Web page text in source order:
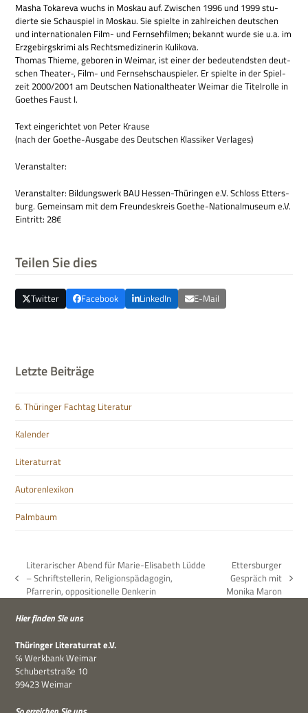
Masha Tokar­eva wuchs in Mos­kau auf. Zwi­schen 1996 und 1999 stu­
dierte sie Schau­spiel in Mos­kau. Sie spielte in zahl­rei­chen deut­schen
und inter­na­tio­na­len Film- und Fern­seh­fil­men; bekannt wurde sie u.a. im
Erz­ge­birgs­krimi als Rechts­me­di­zi­ne­rin Kulikova.
Tho­mas Thieme, gebo­ren in Wei­mar, ist einer der bedeu­tend­sten deut­
schen Theater‑, Film- und Fern­seh­schau­spie­ler. Er spielte in der Spiel­
zeit 2000/2001 am Deut­schen Natio­nal­thea­ter Wei­mar die Titel­rolle in
Goe­thes Faust I.
Text ein­ge­rich­tet von Peter Krause
(nach der Goe­the-Aus­gabe des Deut­schen Klas­si­ker Verlages)
Ver­an­stal­ter:
Ver­an­stal­ter: Bil­dungs­werk BAU Hes­sen-Thü­rin­gen e.V. Schloss Etters­
burg. Gemein­sam mit dem Freun­des­kreis Goe­the-Natio­nal­mu­seum e.V.
Ein­tritt: 28€
Teilen Sie dies
Twitter Facebook LinkedIn E-Mail
Letzte Beiträge
6. Thüringer Fachtag Literatur
Kalender
Literaturrat
Autorenlexikon
Palmbaum
vorheriger
Beitrag:
Literarischer Abend für Marie-Elisabeth Lüdde
– Schriftstellerin, Religionspädagogin,
Pfarrerin, oppositionelle Denkerin
Nächster
Beitrag:
Ettersburger
Gespräch mit
Monika Maron
Hier fin­den Sie uns
Thü­rin­ger Lite­ra­tur­rat e.V.
℅ Werk­bank Weimar
Schu­bert­straße 10
99423 Weimar